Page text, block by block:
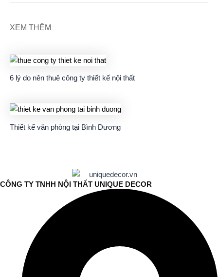
XEM THÊM
6 lý do nên thuê công ty thiết kế nội thất
Thiết kế văn phòng tại Bình Dương
CÔNG TY TNHH NỘI THẤT UNIQUE DECOR